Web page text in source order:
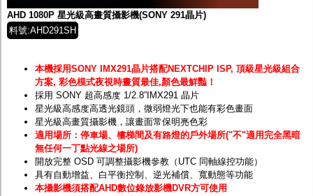
AHD 1080P 星光級高畫質攝影機(SONY 291晶片)
料號:AHD291SH
本機採用SONY IMX291晶片搭配NEXTCHIP ISP, 頂級星光級組合
方案, 彩色模式夜視時畫質最佳,顏色最鮮豔！
採用 SONY 超高感度 1/2.8”IMX291 晶片
星光級高感度高透光鏡頭，微弱燈光下也能有彩色畫面
星光級高畫質攝影機，讓畫面常保明亮色彩
適用場所：停車場、樓梯間及有路燈的戶外場所("不"適用完全黑暗
無任何一丁點光線之場所)
開放完整 OSD 可調整攝影機參教（UTC 同軸線控功能）
具有自動增益、白平衡控制、逆光補償、寬動態等功能
本攝影機須搭配AHD數位錄放影機DVR方可使用